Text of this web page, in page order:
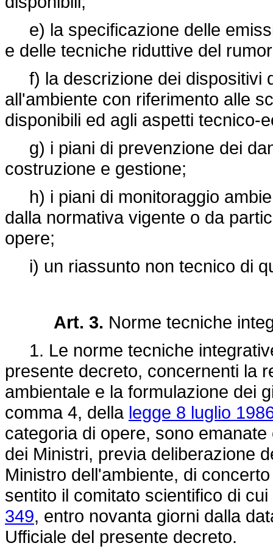
e) la specificazione delle
e delle tecniche riduttive del
f) la descrizione dei dispositivi
all'ambiente con riferimento alle
disponibili ed agli aspetti tecnico-
g) i piani di prevenzione dei
costruzione e gestione;
h) i piani di monitoraggio
dalla normativa vigente o da
opere;
i) un riassunto non tecnico di
Art. 3. Norme tecniche
1. Le norme tecniche
presente decreto, concernenti la
ambientale e la formulazione dei
comma 4, della legge 8 luglio
categoria di opere, sono
dei Ministri, previa deliberazione
Ministro dell'ambiente, di
sentito il comitato scientifico di
349, entro novanta giorni dalla
Ufficiale del presente decreto.